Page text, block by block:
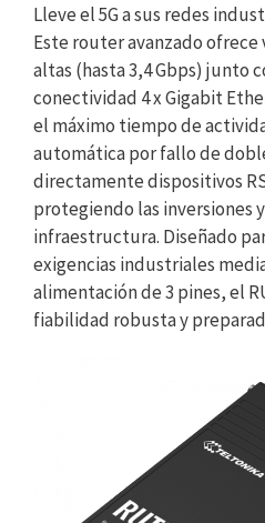
Lleve el 5G a sus redes
Este router avanzado
altas (hasta 3,4 Gbps) junto
conectividad 4 x Gigabit
el máximo tiempo de
automática por fallo de
directamente dispositivos
protegiendo las inversiones
infraestructura. Diseñado
exigencias industriales
alimentación de 3 pines, el
fiabilidad robusta y